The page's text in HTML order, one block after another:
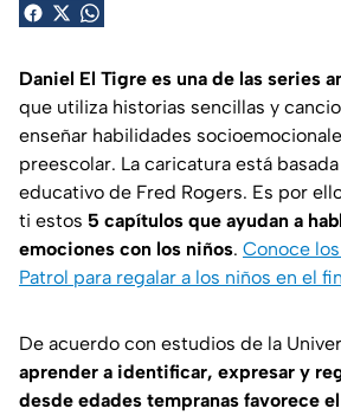
Daniel El Tigre es una de las series
que utiliza historias sencillas y
enseñar habilidades
preescolar. La caricatura está
educativo de Fred Rogers. Es por
ti estos 5 capítulos que ayudan a
emociones con los niños. Conoce
Patrol para regalar a los niños en el
De acuerdo con estudios de la
aprender a identificar, expresar y
desde edades tempranas favorece